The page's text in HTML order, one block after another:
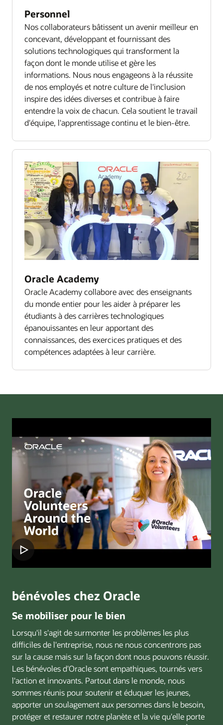
Personnel
Nos collaborateurs bâtissent un avenir meilleur en
concevant, développant et fournissant des
solutions technologiques qui transforment la
façon dont le monde utilise et gère les
informations. Nous nous engageons à la réussite
de nos employés et notre culture de l'inclusion
inspire des idées diverses et contribue à faire
entendre la voix de chacun. Cela soutient le travail
d'équipe, l'apprentissage continu et le bien-être.
Oracle Academy
Oracle Academy collabore avec des enseignants
du monde entier pour les aider à préparer les
étudiants à des carrières technologiques
épanouissantes en leur apportant des
connaissances, des exercices pratiques et des
compétences adaptées à leur carrière.
bénévoles chez Oracle
Se mobiliser pour le bien
Lorsqu'il s'agit de surmonter les problèmes les plus
difficiles de l'entreprise, nous ne nous concentrons pas
sur la cause mais sur la façon dont nous pouvons réussir.
Les bénévoles d'Oracle sont empathiques, tournés vers
l'action et innovants. Partout dans le monde, nous
sommes réunis pour soutenir et éduquer les jeunes,
apporter un soulagement aux personnes dans le besoin,
protéger et restaurer notre planète et la vie qu'elle porte